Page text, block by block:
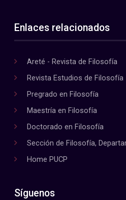
Enlaces relacionados
Areté - Revista de Filosofía
Revista Estudios de Filosofía
Pregrado en Filosofía
Maestría en Filosofía
Doctorado en Filosofía
Sección de Filosofía,
Home PUCP
Síguenos